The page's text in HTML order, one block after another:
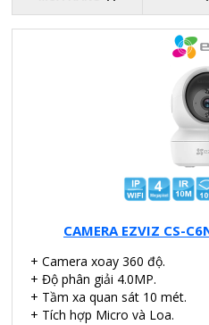
CAMERA EZVIZ CS-
+ Camera xoay 360 độ.
+ Độ phân giải 4.0MP.
+ Tầm xa quan sát 10 mét.
+ Tích hợp Micro và Loa.